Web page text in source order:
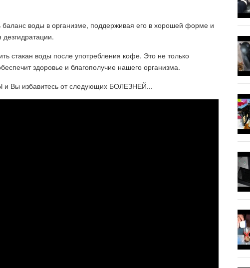
воды в организме, поддерживая его в хорошей форме и
стакан воды после употребления кофе. Это не только
здоровье и благополучие нашего организма.
и Вы избавитесь от следующих БОЛЕЗНЕЙ...